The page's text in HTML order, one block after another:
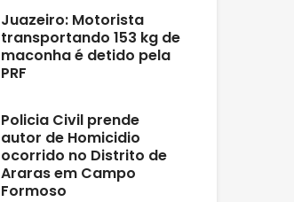
Juazeiro: Motorista
transportando 153 kg de
maconha é detido pela
PRF
Policia Civil prende
autor de Homicidio
ocorrido no Distrito de
Araras em Campo
Formoso